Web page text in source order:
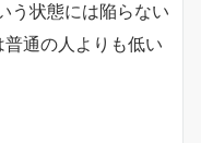
う状態には陥らない
通の人よりも低い